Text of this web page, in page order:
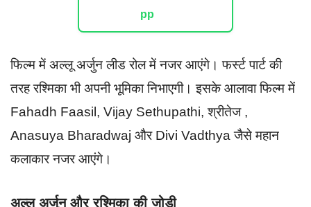
फिल्म में अल्लू अर्जुन लीड रोल में नजर आएंगे। फर्स्ट पार्ट की
तरह रश्मिका भी अपनी भूमिका निभाएगी। इसके आलावा फिल्म में
Fahadh Faasil, Vijay Sethupathi, श्रीतेज ,
Anasuya Bharadwaj और Divi Vadthya जैसे महान
कलाकार नजर आएंगे।
अल्लू अर्जुन और रश्मिका की जोड़ी